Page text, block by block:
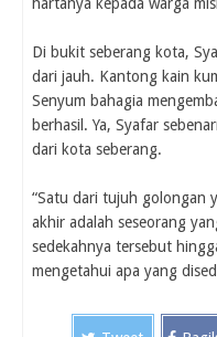
hartanya kepada warga
Di bukit seberang kota,
dari jauh. Kantong kain
Senyum bahagia
berhasil. Ya, Syafar
dari kota seberang.
“Satu dari tujuh golongan
akhir adalah seseorang
sedekahnya tersebut
mengetahui apa yang